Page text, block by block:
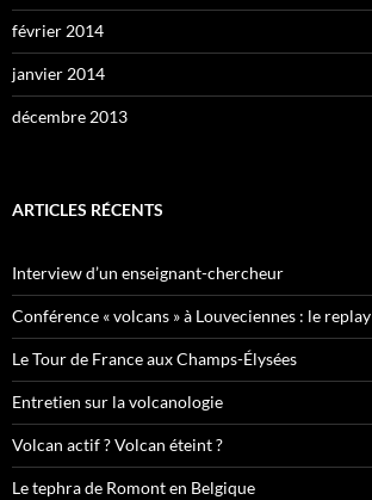
février 2014
janvier 2014
décembre 2013
ARTICLES RÉCENTS
Interview d’un enseignant-chercheur
Conférence « volcans » à Louveciennes : le replay
Le Tour de France aux Champs-Élysées
Entretien sur la volcanologie
Volcan actif ? Volcan éteint ?
Le tephra de Romont en Belgique